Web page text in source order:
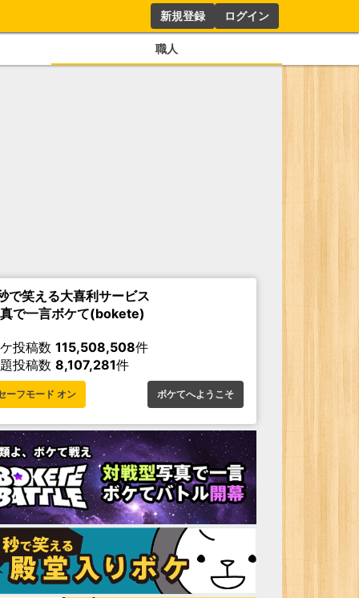
新規登録 ログイン
職人
で笑える大喜利サービス
で一言ボケて(bokete)
投稿数 115,508,508件
投稿数 8,107,281件
ーフモード オン ボケてへようこそ